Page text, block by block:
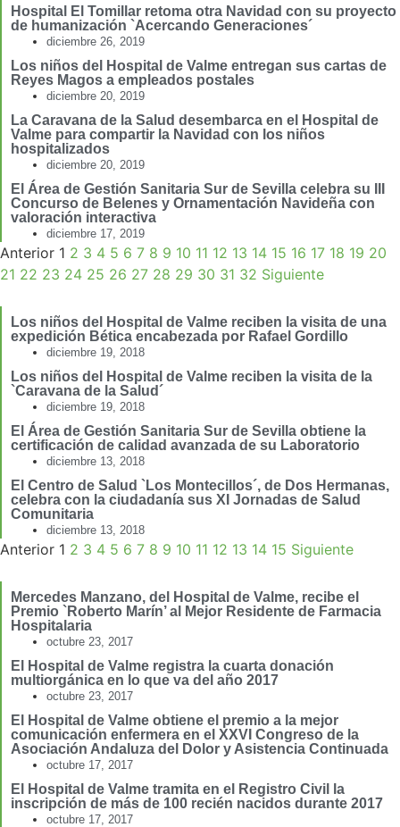
Hospital El Tomillar retoma otra Navidad con su proyecto
de humanización `Acercando Generaciones´
diciembre 26, 2019
Los niños del Hospital de Valme entregan sus cartas de
Reyes Magos a empleados postales
diciembre 20, 2019
La Caravana de la Salud desembarca en el Hospital de
Valme para compartir la Navidad con los niños
hospitalizados
diciembre 20, 2019
El Área de Gestión Sanitaria Sur de Sevilla celebra su III
Concurso de Belenes y Ornamentación Navideña con
valoración interactiva
diciembre 17, 2019
Anterior 1 2 3 4 5 6 7 8 9 10 11 12 13 14 15 16 17 18 19 20
21 22 23 24 25 26 27 28 29 30 31 32 Siguiente
Los niños del Hospital de Valme reciben la visita de una
expedición Bética encabezada por Rafael Gordillo
diciembre 19, 2018
Los niños del Hospital de Valme reciben la visita de la
`Caravana de la Salud´
diciembre 19, 2018
El Área de Gestión Sanitaria Sur de Sevilla obtiene la
certificación de calidad avanzada de su Laboratorio
diciembre 13, 2018
El Centro de Salud `Los Montecillos´, de Dos Hermanas,
celebra con la ciudadanía sus XI Jornadas de Salud
Comunitaria
diciembre 13, 2018
Anterior 1 2 3 4 5 6 7 8 9 10 11 12 13 14 15 Siguiente
Mercedes Manzano, del Hospital de Valme, recibe el
Premio `Roberto Marín’ al Mejor Residente de Farmacia
Hospitalaria
octubre 23, 2017
El Hospital de Valme registra la cuarta donación
multiorgánica en lo que va del año 2017
octubre 23, 2017
El Hospital de Valme obtiene el premio a la mejor
comunicación enfermera en el XXVI Congreso de la
Asociación Andaluza del Dolor y Asistencia Continuada
octubre 17, 2017
El Hospital de Valme tramita en el Registro Civil la
inscripción de más de 100 recién nacidos durante 2017
octubre 17, 2017